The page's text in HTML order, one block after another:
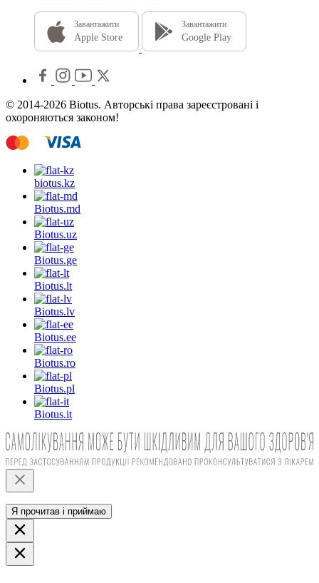
Завантажити
Apple Store
Завантажити
Google Play
© 2014-2026 Biotus. Авторські права зареєстровані і
охороняються законом!
biotus.kz
Biotus.md
Biotus.uz
Biotus.ge
Biotus.lt
Biotus.lv
Biotus.ee
Biotus.ro
Biotus.pl
Biotus.it
Я прочитав і приймаю